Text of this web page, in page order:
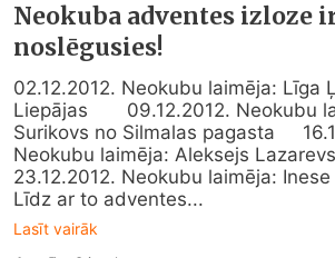
Neokuba adventes izloze
noslēgusies!
02.12.2012. Neokubu laimēja: Līga
Liepājas       09.12.2012. Neokubu
Surikovs no Silmalas pagasta
Neokubu laimēja: Aleksejs
23.12.2012. Neokubu laimēja:
Līdz ar to adventes...
Lasīt vairāk